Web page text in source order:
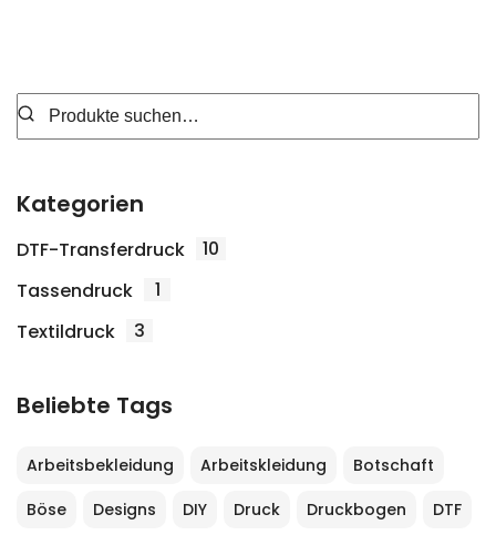
Kategorien
DTF-Transferdruck
10
Tassendruck
1
Textildruck
3
Beliebte Tags
Arbeitsbekleidung Arbeitskleidung
Botschaft
Böse
Designs DIY Druck Druckbogen
DTF